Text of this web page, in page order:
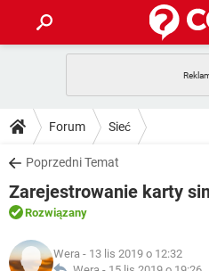
GRY
SPOTIFY
INSTAGRAM
WINDOWS 10
PORADY
PlayStation
SPOTIFY
INSTAGRAM
WINDOWS 10
DO POBRANIA
ANDROID
GRY
IOS
FORUM
COVID-19
GRY
ARTYKUŁY
Forum Sieć
Poprzedni Temat
Zarejestrowanie karty
Rozwiązany
Wera - 13 lis 2019 o 12:32